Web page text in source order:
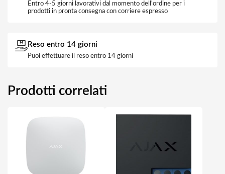
Entro 4-5 giorni lavorativi dal momento dell'ordine per i
prodotti in pronta consegna con corriere espresso
Reso entro 14 giorni
Puoi effettuare il reso entro 14 giorni
Prodotti correlati